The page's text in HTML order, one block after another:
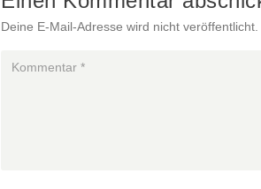
Deine E-Mail-Adresse wird nicht veröffentlicht.